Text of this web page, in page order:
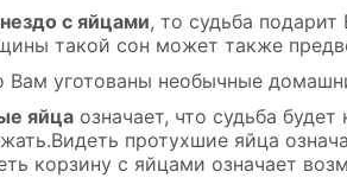
с яйцами, то судьба
такой сон может также
Вам уготованы необычные
яйца означает, что судьба
протухшие яйца
корзину с яйцами означает